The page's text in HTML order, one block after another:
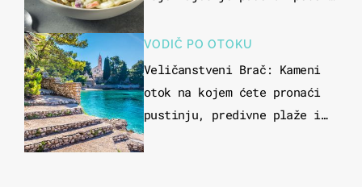
VODIČ PO OTOKU
Veličanstveni Brač: Kameni
otok na kojem ćete pronaći
pustinju, predivne plaže i